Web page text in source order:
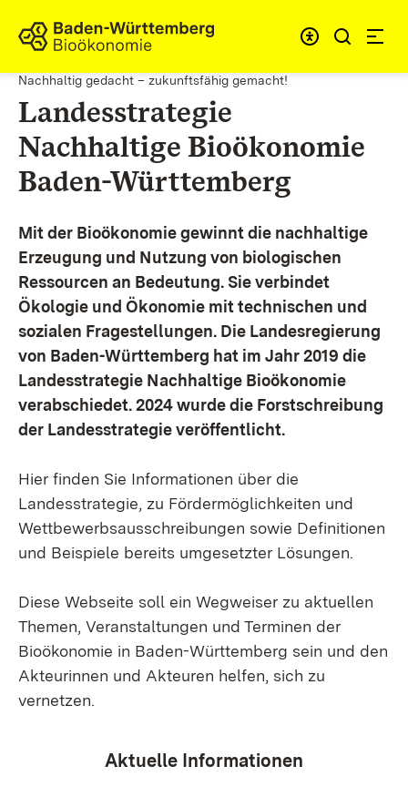
Zum Inhalt springen
Link zur Startseite
Nachhaltig gedacht – zukunftsfähig gemacht!
Landesstrategie
Nachhaltige Bioökonomie
Baden-Württemberg
Mit der Bioökonomie gewinnt die nachhaltige
Erzeugung und Nutzung von biologischen
Ressourcen an Bedeutung. Sie verbindet
Ökologie und Ökonomie mit technischen und
sozialen Fragestellungen. Die Landesregierung
von Baden-Württemberg hat im Jahr 2019 die
Landesstrategie Nachhaltige Bioökonomie
verabschiedet. 2024 wurde die Forstschreibung
der Landesstrategie veröffentlicht.
Hier finden Sie Informationen über die
Landesstrategie, zu Fördermöglichkeiten und
Wettbewerbsausschreibungen sowie Definitionen
und Beispiele bereits umgesetzter Lösungen.
Diese Webseite soll ein Wegweiser zu aktuellen
Themen, Veranstaltungen und Terminen der
Bioökonomie in Baden-Württemberg sein und den
Akteurinnen und Akteuren helfen, sich zu
vernetzen.
Aktuelle Informationen